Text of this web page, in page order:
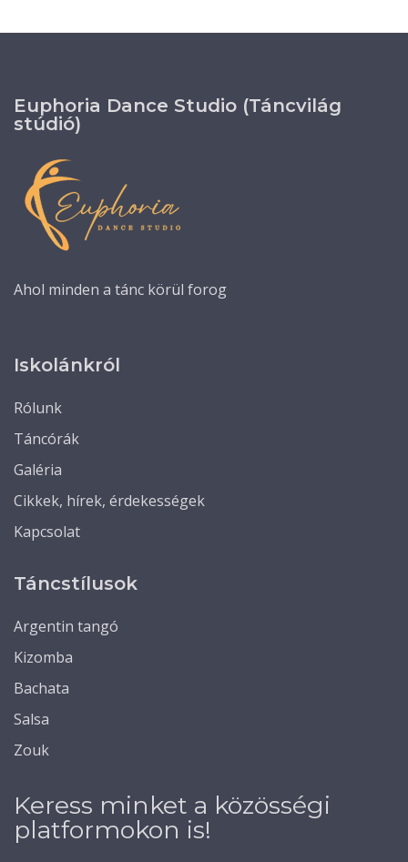
Euphoria Dance Studio (Táncvilág
stúdió)
Ahol minden a tánc körül forog
Iskolánkról
Rólunk
Táncórák
Galéria
Cikkek, hírek, érdekességek
Kapcsolat
Táncstílusok
Argentin tangó
Kizomba
Bachata
Salsa
Zouk
Keress minket a közösségi
platformokon is!